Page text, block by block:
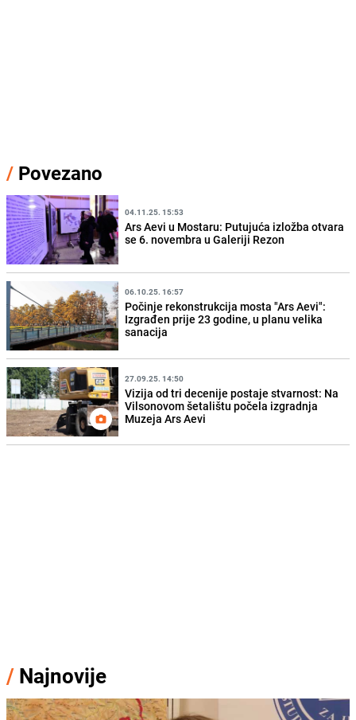
/ Povezano
04.11.25. 15:53
Ars Aevi u Mostaru: Putujuća izložba otvara
se 6. novembra u Galeriji Rezon
06.10.25. 16:57
Počinje rekonstrukcija mosta "Ars Aevi":
Izgrađen prije 23 godine, u planu velika
sanacija
27.09.25. 14:50
Vizija od tri decenije postaje stvarnost: Na
Vilsonovom šetalištu počela izgradnja
Muzeja Ars Aevi
/ Najnovije